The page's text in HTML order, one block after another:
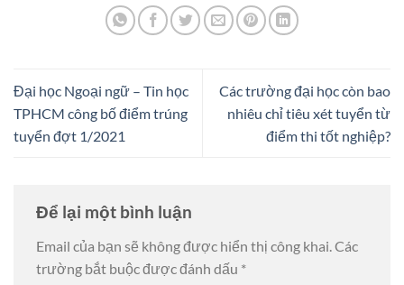
Đại học Ngoại ngữ – Tin học
TPHCM công bố điểm trúng
tuyển đợt 1/2021
Các trường đại học còn bao
nhiêu chỉ tiêu xét tuyển từ
điểm thi tốt nghiệp?
Để lại một bình luận
Email của bạn sẽ không được hiển thị công khai. Các
trường bắt buộc được đánh dấu *